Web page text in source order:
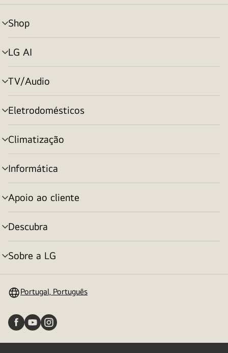
Shop
alternar
menu
LG AI
alternar
menu
TV/Audio
alternar
menu
Eletrodomésticos
alternar
menu
Climatização
alternar
menu
Informática
alternar
menu
Apoio ao cliente
alternar
menu
Descubra
alternar
menu
Sobre a LG
alternar
Portugal, Português